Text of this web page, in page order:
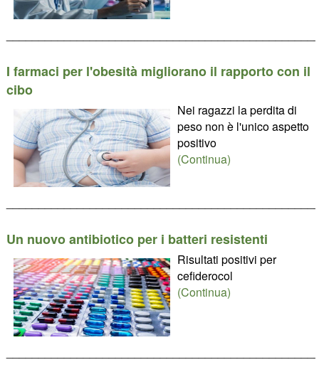
I farmaci per l'obesità migliorano il rapporto con il
cibo
Nei ragazzi la perdita di
peso non è l'unico aspetto
positivo
(Continua)
Un nuovo antibiotico per i batteri resistenti
Risultati positivi per
cefiderocol
(Continua)